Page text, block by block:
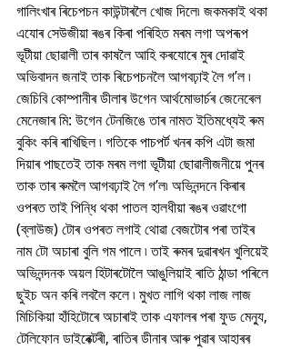
গালিংখাৰ ৰিচেপচন কাউন্টাৰলৈ খোজ দিলে৷ জকমকাই থকা
এযোৰ সেউজীয়া ৰঙৰ কিৰা পৰিহিত মৰম লগা অপৰূপ
ভূটীয়া ছোৱালী তাৰ কাষলৈ আহি কৰযোৰে মুৰ দোৱাই
অভিবাদন জনাই তাক ৰিচেপচনলৈ আগবঢ়াই লৈ গ’ল ৷
জেচিবি কোম্পানীৰ ডীলাৰ উগেন আৰ্থমোভাৰ্চৰ জেনেৰেল
মেনেজাৰ মি: উগেন টেনজিঙে তাৰ নামত ইতিমধ্যেই ৰুম
বুকিং কৰি ৰাখিছিল ৷ গতিকে পাচপৰ্ট খনৰ কপি এটা জমা
দিয়াৰ পাছতেই তাক মৰম লগা ভূটীয়া ছোৱালীজনীয়ে পুনৰ
তাক তাৰ ৰুমলৈ আগবঢ়াই লৈ গ’ল৷ অভিনন্দনে কিৰাৰ
ওপৰত তাই পিন্ধি থকা পাতল হালধীয়া ৰঙৰ ওৱাংগো
(ব্লাউজ) টোৰ ওপৰত লগাই থোৱা বেজটোৰ পৰা তাইৰ
নাম টো অচাৰা বুলি গম পালে ৷ তাই ৰুমৰ দুৱাৰখন খুলিয়েই
অভিনন্দনক অয়ল হিটাৰটোলৈ আঙুলিয়াই ৰাতি ঠান্ডা পৰিলে
ছুইচ অন কৰি লবলৈ কলে ৷ মুখত লাগি থকা লাজ লাজ
মিচিকিয়া হাঁহিটোৰে অচাৰাই তাক এফালৰ পৰা ফুড মেন্যু,
টেলিফোন ডাইৰেক্টৰী, ৰাতিৰ ডীনাৰ আৰু পুৱাৰ আহাৰৰ